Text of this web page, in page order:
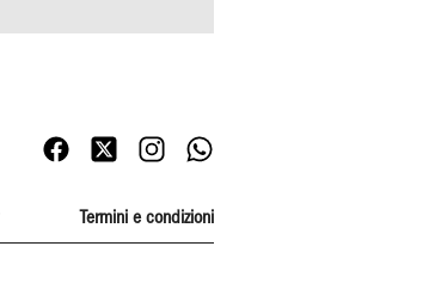
Termini e condizioni